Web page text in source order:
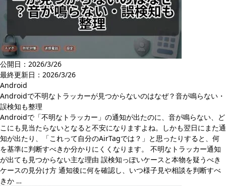
公開日：2026/3/26
最終更新日： 2026/3/26
Android
Androidで不明なトラッカーが見つからないのはなぜ？音が鳴らない・
誤検知も整理
Androidで「不明なトラッカー」の通知が出たのに、音が鳴らない、ど
こにも見当たらないとなると不安になりますよね。しかも翌日にまた通
知が出たり、「これって自分のAirTagでは？」と思ったりすると、何
を基準に判断すべきか分かりにくくなります。 不明なトラッカー通知
が出ても見つからない主な理由 誤検知っぽいケースと本物を疑うべき
ケースの見分け方 通知後に何を確認し、いつ様子見や相談を判断すべ
きか …